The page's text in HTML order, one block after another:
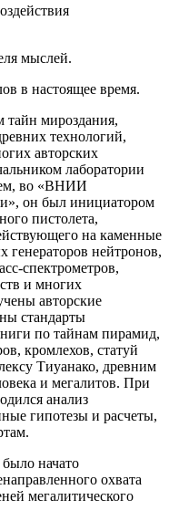
мыслей.
в настоящее время.
тайн мироздания,
технологий,
авторских
лаборатории
во «ВНИИ
он был инициатором
пистолета,
на каменные
генераторов нейтронов,
спектрометров,
и многих
авторские
стандарты
по тайнам пирамид,
кромлехов, статуй
Тиуанако, древним
и мегалитов. При
анализ
гипотезы и расчеты,
начато
охвата
мегалитического